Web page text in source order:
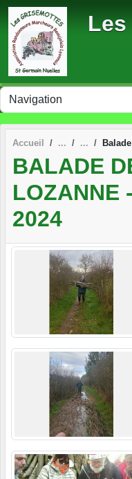
Les
Accueil
BALADE
LOZANNE
2024
Panneau de gestion des